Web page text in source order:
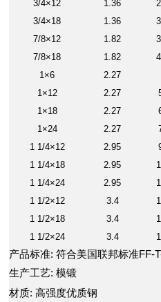
3/4×12
1.36
3/4×18
1.36
7/8×12
1.82
7/8×18
1.82
1×6
2.27
1×12
2.27
1×18
2.27
1×24
2.27
1 1/4×12
2.95
1 1/4×18
2.95
1 1/4×24
2.95
1 1/2×12
3.4
1 1/2×18
3.4
1 1/2×24
3.4
产品标准: 符合美国联邦标准FF-
生产工艺: 模锻
材质: 高强度优质钢